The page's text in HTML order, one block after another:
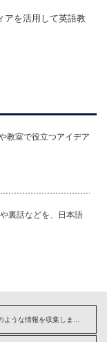
アを活用して英語教
教室で役立つアイデア
裏話などを、日本語
OUPはどのような情報を収集しますか?